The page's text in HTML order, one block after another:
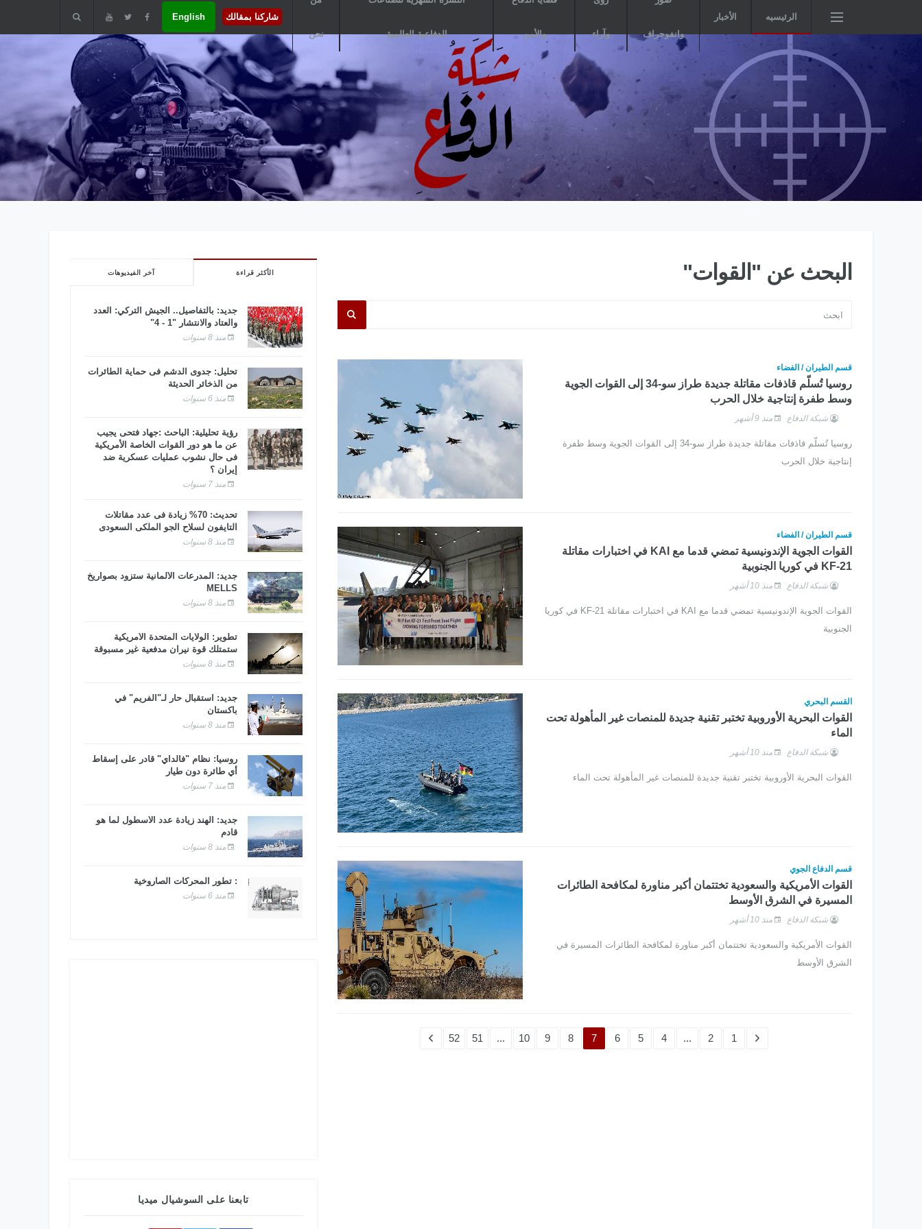
الرئيسيه الأخبار
وانفوجراف وآراء والأمن الدفاعية العالمية نحن
شاركنا بمقالك English
البحث عن "القوات"
قسم الطيران / الفضاء
روسيا تُسلّم قاذفات مقاتلة جديدة طراز سو-34 إلى القوات الجوية
وسط طفرة إنتاجية خلال الحرب
شبكة الدفاع منذ 9 أشهر
روسيا تُسلّم قاذفات مقاتلة جديدة طراز سو-34 إلى القوات الجوية وسط طفرة
إنتاجية خلال الحرب
قسم الطيران / الفضاء
القوات الجوية الإندونيسية تمضي قدما مع KAI في اختبارات مقاتلة
KF-21 في كوريا الجنوبية
شبكة الدفاع منذ 10 أشهر
القوات الجوية الإندونيسية تمضي قدما مع KAI في اختبارات مقاتلة KF-21 في كوريا
الجنوبية
القسم البحري
القوات البحرية الأوروبية تختبر تقنية جديدة للمنصات غير المأهولة تحت
الماء
شبكة الدفاع منذ 10 أشهر
القوات البحرية الأوروبية تختبر تقنية جديدة للمنصات غير المأهولة تحت الماء
قسم الدفاع الجوي
القوات الأمريكية والسعودية تختتمان أكبر مناورة لمكافحة الطائرات
المسيرة في الشرق الأوسط
شبكة الدفاع منذ 10 أشهر
القوات الأمريكية والسعودية تختتمان أكبر مناورة لمكافحة الطائرات المسيرة في
الشرق الأوسط
1
2
...
4
5
6
7
8
9
10
...
51
52
الأكثر قراءة آخر الفيديوهات
جديد: بالتفاصيل.. الجيش التركي: العدد
والعتاد والانتشار "1 - 4"
منذ 8 سنوات
تحليل: جدوى الدشم فى حماية الطائرات
من الذخائر الحديثة
منذ 6 سنوات
رؤية تحليلية: الباحث :جهاد فتحى يجيب
عن ما هو دور القوات الخاصة الأمريكية
فى حال نشوب عمليات عسكرية ضد
إيران ؟
منذ 7 سنوات
تحديث: 70% زيادة فى عدد مقاتلات
التايفون لسلاح الجو الملكى السعودى
منذ 8 سنوات
جديد: المدرعات الألمانية ستزود بصواريخ
MELLS
منذ 8 سنوات
تطوير: الولايات المتحدة الأمريكية
ستمتلك قوة نيران مدفعية غير مسبوقة
منذ 8 سنوات
جديد: استقبال حار لـ"الفريم" في
باكستان
منذ 8 سنوات
روسيا: نظام "فالداي" قادر على إسقاط
أي طائرة دون طيار
منذ 7 سنوات
جديد: الهند زيادة عدد الأسطول لما هو
قادم
منذ 8 سنوات
: تطور المحركات الصاروخية
منذ 6 سنوات
تابعنا على السوشيال ميديا